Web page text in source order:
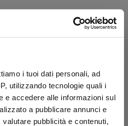
i tuoi dati personali, ad
utilizzando tecnologie quali i
e accedere alle informazioni sul
a pubblicare annunci e
pubblicità e contenuti,